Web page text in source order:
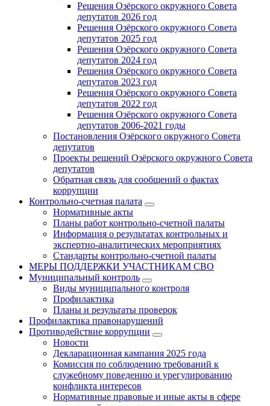
Решения Озёрского окружного Совета
депутатов 2026 год
Решения Озёрского окружного Совета
депутатов 2025 год
Решения Озёрского окружного Совета
депутатов 2024 год
Решения Озёрского окружного Совета
депутатов 2023 год
Решения Озёрского окружного Совета
депутатов 2022 год
Решения Озёрского окружного Совета
депутатов 2006-2021 годы
Постановления Озёрского окружного Совета
депутатов
Проекты решений Озёрского окружного Совета
депутатов
Обратная связь для сообщений о фактах
коррупции
Контрольно-счетная палата
Нормативные акты
Планы работ контрольно-счетной палаты
Информация о результатах контрольных и
экспертно-аналитических мероприятиях
Стандарты контрольно-счетной палаты
МЕРЫ ПОДДЕРЖКИ УЧАСТНИКАМ СВО
Муниципальный контроль
Виды муниципального контроля
Профилактика
Планы и результаты проверок
Профилактика правонарушений
Противодействие коррупции
Новости
Декларационная кампания 2025 года
Комиссия по соблюдению требований к
служебному поведению и урегулированию
конфликта интересов
Нормативные правовые и иные акты в сфере